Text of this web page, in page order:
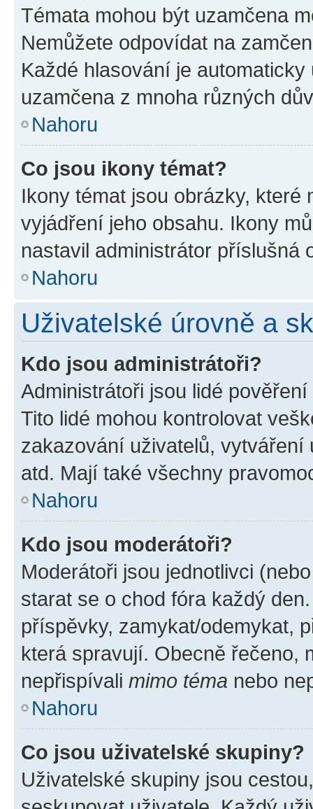
Témata mohou být uzamčena
Nemůžete odpovídat na
Každé hlasování je
uzamčena z mnoha různých
Nahoru
Co jsou ikony témat?
Ikony témat jsou obrázky,
vyjádření jeho obsahu. Ikony
nastavil administrátor příslušná
Nahoru
Uživatelské úrovně a
Kdo jsou administrátoři?
Administrátoři jsou lidé
Tito lidé mohou kontrolovat
zakazování uživatelů,
atd. Mají také všechny
Nahoru
Kdo jsou moderátoři?
Moderátoři jsou jednotlivci
starat se o chod fóra každý
příspěvky, zamykat/odemykat,
která spravují. Obecně řečeno,
nepřispívali mimo téma nebo
Nahoru
Co jsou uživatelské skupiny?
Uživatelské skupiny jsou